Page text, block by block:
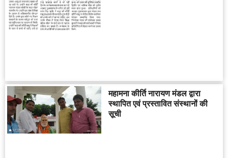
महामना कीर्ति नारायण मंडल द्वारा
स्थापित एवं प्रस्तावित संस्थानों की
सूची